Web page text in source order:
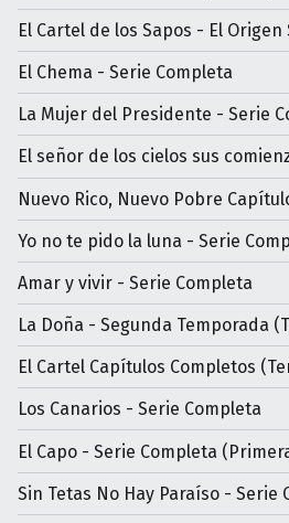
El Cartel de los Sapos - El
El Chema - Serie Completa
La Mujer del Presidente - Serie
El señor de los cielos sus
Nuevo Rico, Nuevo Pobre
Yo no te pido la luna - Serie
Amar y vivir - Serie Completa
La Doña - Segunda Temporada
El Cartel Capítulos Completos
Los Canarios - Serie Completa
El Capo - Serie Completa
Sin Tetas No Hay Paraíso - Serie